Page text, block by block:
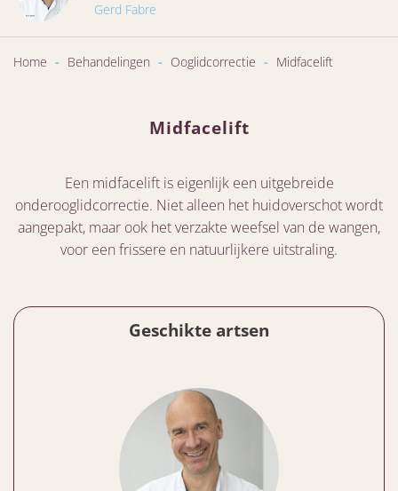
Gerd Fabre
Home - Behandelingen - Ooglidcorrectie - Midfacelift
Midfacelift
Een midfacelift is eigenlijk een uitgebreide
onderooglidcorrectie. Niet alleen het huidoverschot wordt
aangepakt, maar ook het verzakte weefsel van de wangen,
voor een frissere en natuurlijkere uitstraling.
Geschikte artsen